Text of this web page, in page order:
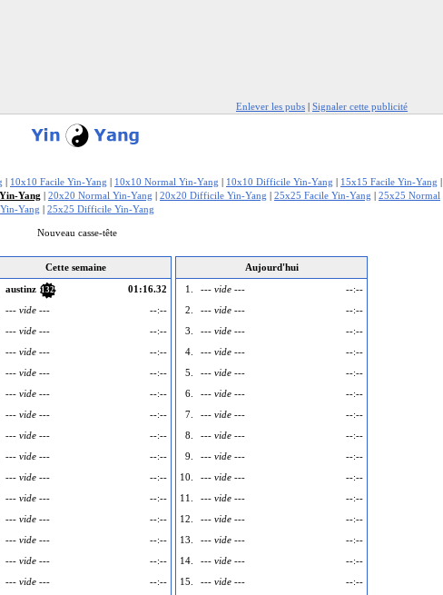
Enlever les pubs | Signaler cette publicité
| 10x10 Facile Yin-Yang | 10x10 Normal Yin-Yang | 10x10 Difficile Yin-Yang | 15x15 Facile Yin-Yang |
Yang | 20x20 Normal Yin-Yang | 20x20 Difficile Yin-Yang | 25x25 Facile Yin-Yang | 25x25 Normal
Yin-Yang | 25x25 Difficile Yin-Yang
Nouveau casse-tête
Cette semaine
austinz 132
01:16.32
--- vide ---
--:--
--- vide ---
--:--
--- vide ---
--:--
--- vide ---
--:--
--- vide ---
--:--
--- vide ---
--:--
--- vide ---
--:--
--- vide ---
--:--
--- vide ---
--:--
--- vide ---
--:--
--- vide ---
--:--
--- vide ---
--:--
--- vide ---
--:--
--- vide ---
--:--
Aujourd'hui
1.
--- vide ---
--:--
2.
--- vide ---
--:--
3.
--- vide ---
--:--
4.
--- vide ---
--:--
5.
--- vide ---
--:--
6.
--- vide ---
--:--
7.
--- vide ---
--:--
8.
--- vide ---
--:--
9.
--- vide ---
--:--
10.
--- vide ---
--:--
11.
--- vide ---
--:--
12.
--- vide ---
--:--
13.
--- vide ---
--:--
14.
--- vide ---
--:--
15.
--- vide ---
--:--